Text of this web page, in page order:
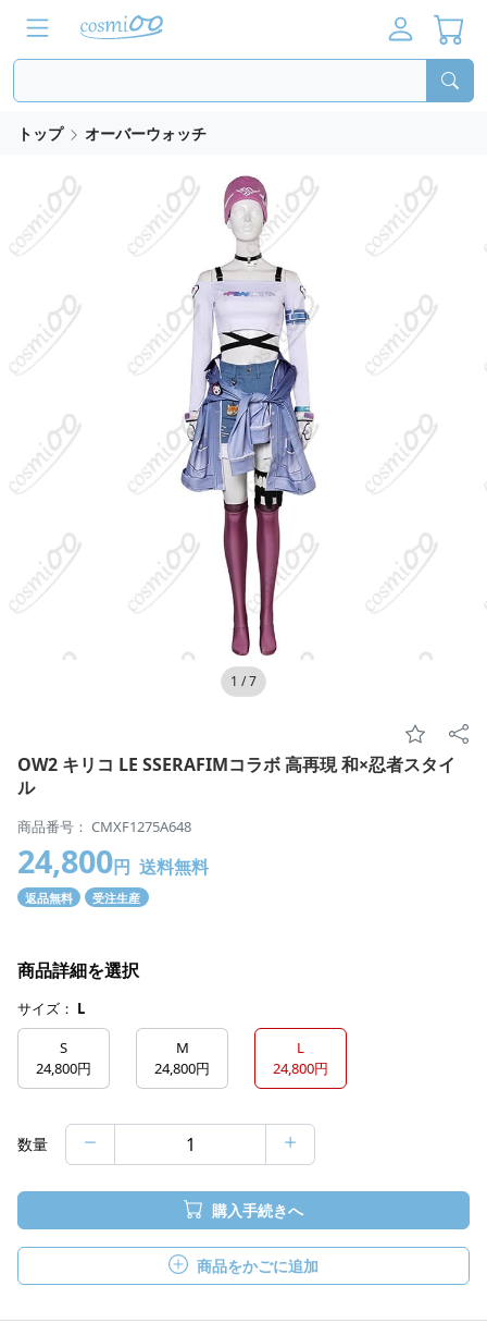
トップ オーバーウォッチ
1 /7
OW2 キリコ LE SSERAFIMコラボ 高再現 和×忍者スタイ
ル
商品番号： CMXF1275A648
24,800円 送料無料
返品無料 受注生産
商品詳細を選択
サイズ： L
S
24,800円
M
24,800円
L
24,800円
数量
購入手続きへ
商品をかごに追加